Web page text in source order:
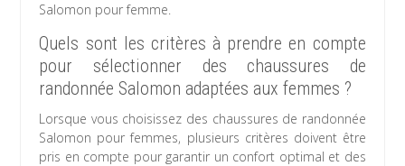
Salomon pour femme.
Quels sont les critères à prendre en compte
pour sélectionner des chaussures de
randonnée Salomon adaptées aux femmes ?
Lorsque vous choisissez des chaussures de randonnée
Salomon pour femmes, plusieurs critères doivent être
pris en compte pour garantir un confort optimal et des